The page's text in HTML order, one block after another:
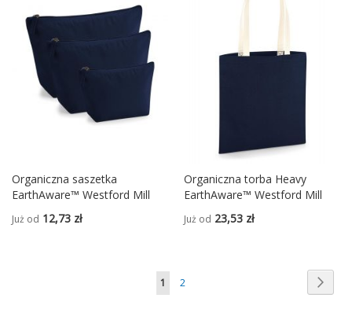
Organiczna saszetka
EarthAware™ Westford Mill
Już od 12,73 zł
Organiczna torba Heavy
EarthAware™ Westford Mill
Już od 23,53 zł
Strona
Aktualnie
1 Strona
2